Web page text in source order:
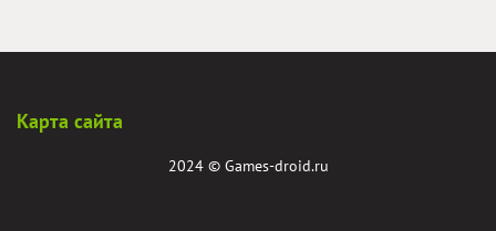
Карта сайта
2024 © Games-droid.ru